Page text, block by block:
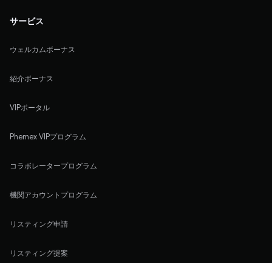
サービス
ウェルカムボーナス
紹介ボーナス
VIPポータル
Phemex VIPプログラム
コラボレータープログラム
機関アカウントプログラム
リスティング申請
リスティング提案